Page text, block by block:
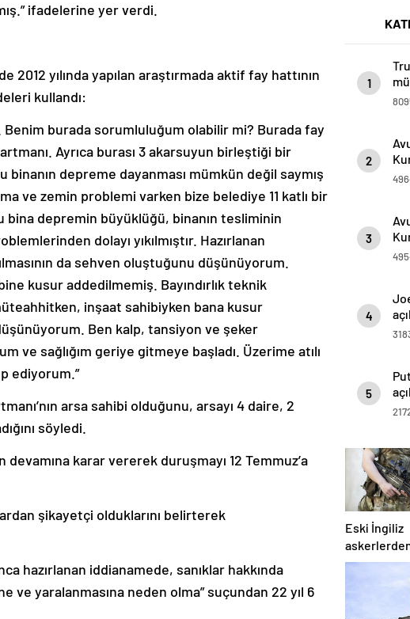
ifadelerine yer verdi.
2012 yılında yapılan araştırmada aktif fay hattının
kullandı:
Benim burada sorumluluğum olabilir mi? Burada fay
Ayrıca burası 3 akarsuyun birleştiği bir
depreme dayanması mümkün değil saymış
ve zemin problemi varken bize belediye 11 katlı bir
bina depremin büyüklüğü, binanın tesliminin
dolayı yıkılmıştır. Hazırlanan
da sehven oluştuğunu düşünüyorum.
kusur addedilmemiş. Bayındırlık teknik
inşaat sahibiyken bana kusur
Ben kalp, tansiyon ve şeker
ve sağlığım geriye gitmeye başladı. Üzerime atılı
ediyorum.”
arsa sahibi olduğunu, arsayı 4 daire, 2
söyledi.
karar vererek duruşmayı 12 Temmuz’a
şikayetçi olduklarını belirterek
hazırlanan iddianamede, sanıklar hakkında
ve yaralanmasına neden olma” suçundan 22 yıl 6
1
2
3
4
5
Eski İngiliz
suçu itirafı:
“Silahsız
uykuda